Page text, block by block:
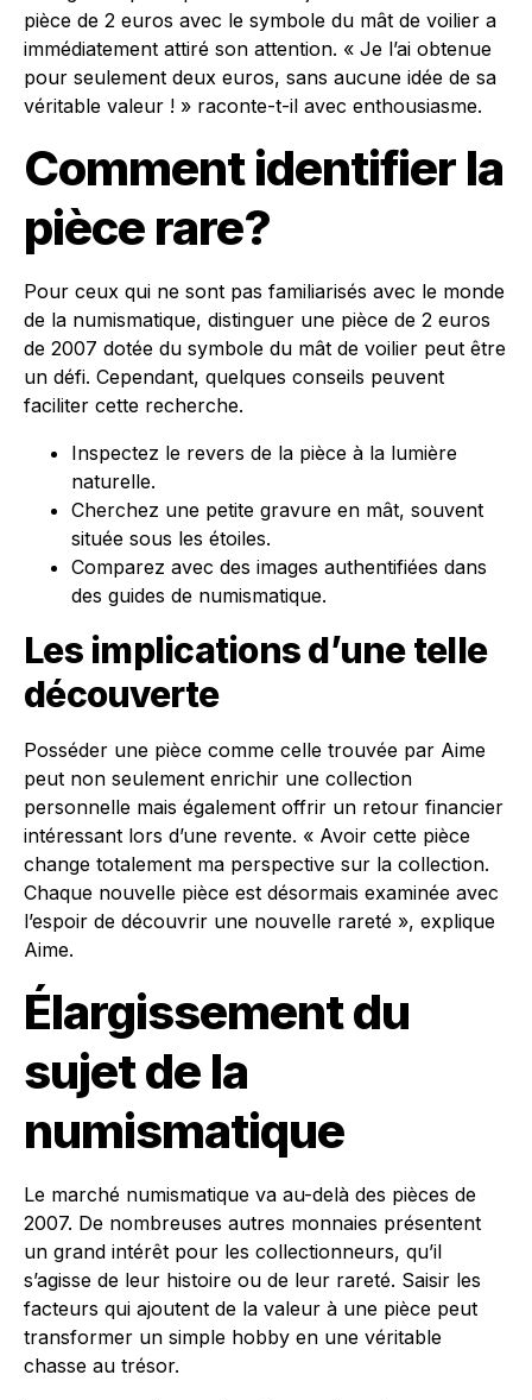
pièce de 2 euros avec le symbole du mât de voilier a
immédiatement attiré son attention. « Je l’ai obtenue
pour seulement deux euros, sans aucune idée de sa
véritable valeur ! » raconte-t-il avec enthousiasme.
Comment identifier la
pièce rare?
Pour ceux qui ne sont pas familiarisés avec le monde
de la numismatique, distinguer une pièce de 2 euros
de 2007 dotée du symbole du mât de voilier peut être
un défi. Cependant, quelques conseils peuvent
faciliter cette recherche.
Inspectez le revers de la pièce à la lumière
naturelle.
Cherchez une petite gravure en mât, souvent
située sous les étoiles.
Comparez avec des images authentifiées dans
des guides de numismatique.
Les implications d’une telle
découverte
Posséder une pièce comme celle trouvée par Aime
peut non seulement enrichir une collection
personnelle mais également offrir un retour financier
intéressant lors d’une revente. « Avoir cette pièce
change totalement ma perspective sur la collection.
Chaque nouvelle pièce est désormais examinée avec
l’espoir de découvrir une nouvelle rareté », explique
Aime.
Élargissement du
sujet de la
numismatique
Le marché numismatique va au-delà des pièces de
2007. De nombreuses autres monnaies présentent
un grand intérêt pour les collectionneurs, qu’il
s’agisse de leur histoire ou de leur rareté. Saisir les
facteurs qui ajoutent de la valeur à une pièce peut
transformer un simple hobby en une véritable
chasse au trésor.